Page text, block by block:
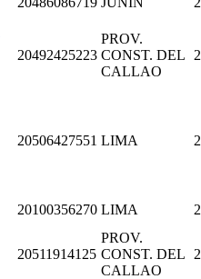
20492425223
PROV.
CONST. DEL
CALLAO
20506427551 LIMA
20100356270 LIMA
20511914125
PROV.
CONST. DEL
CALLAO